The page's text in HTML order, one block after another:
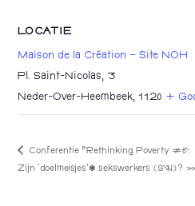
LOCATIE
Maison de la Création – Site NOH
Pl. Saint-Nicolas, 3
Neder-Over-Heembeek, 1120 +
Conferentie “Rethinking Poverty #6:
Zijn ‘doelmeisjes’* sekswerkers (SW)?